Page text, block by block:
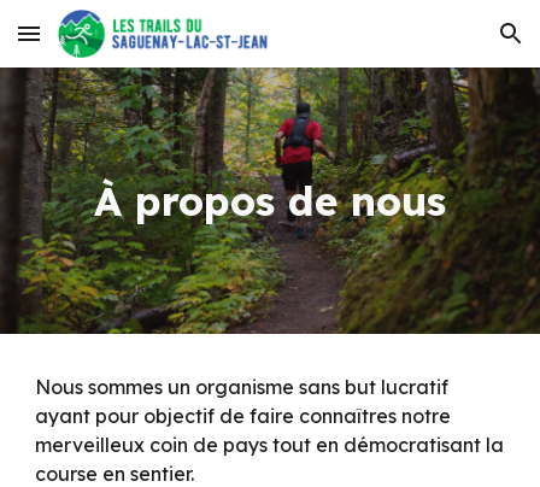
Skip to main content Skip to navigation
À propos de nous
Nous sommes un organisme sans but lucratif
ayant pour objectif de faire connaîtres notre
merveilleux coin de pays tout en démocratisant la
course en sentier.